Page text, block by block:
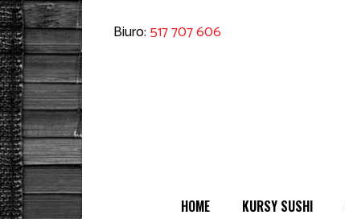
Biuro: 517 707 606
HOME KURSY SUSHI